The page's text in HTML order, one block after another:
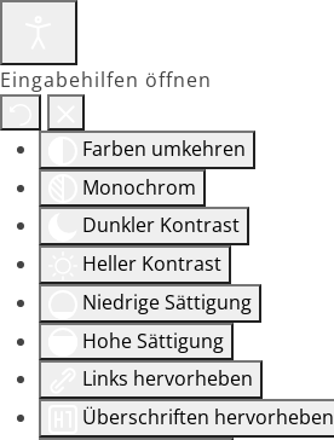
Eingabehilfen öffnen
Farben umkehren
Monochrom
Dunkler Kontrast
Heller Kontrast
Niedrige Sättigung
Hohe Sättigung
Links hervorheben
Überschriften hervorheben